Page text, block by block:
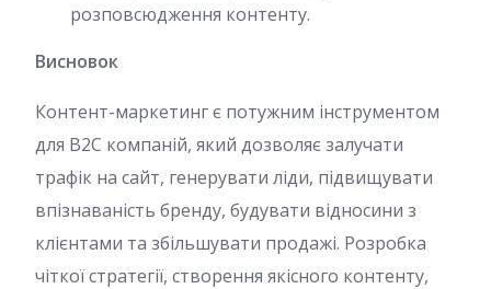
розповсюдження контенту.
Висновок
Контент-маркетинг є потужним інструментом
для B2C компаній, який дозволяє залучати
трафік на сайт, генерувати ліди, підвищувати
впізнаваність бренду, будувати відносини з
клієнтами та збільшувати продажі. Розробка
чіткої стратегії, створення якісного контенту,